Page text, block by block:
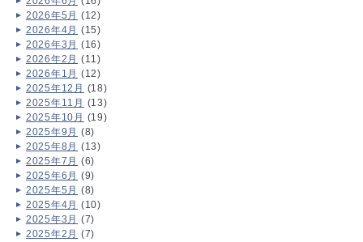
2026年5月 (12)
2026年4月 (15)
2026年3月 (16)
2026年2月 (11)
2026年1月 (12)
2025年12月 (18)
2025年11月 (13)
2025年10月 (19)
2025年9月 (8)
2025年8月 (13)
2025年7月 (6)
2025年6月 (9)
2025年5月 (8)
2025年4月 (10)
2025年3月 (7)
2025年2月 (7)